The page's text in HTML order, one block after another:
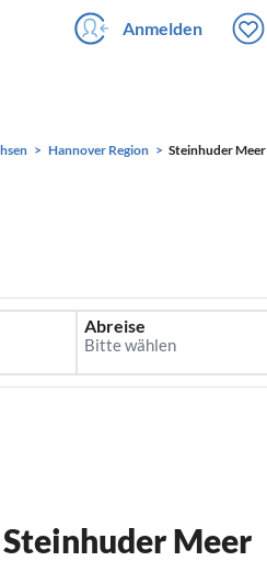
Anmelden
Hannover Region Steinhuder Meer
Abreise
Meer